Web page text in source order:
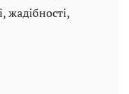
жадібності,